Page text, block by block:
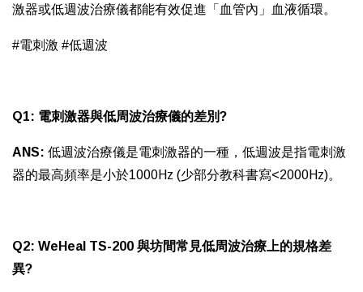
激器或低週波治療儀都能有效促進「血管內」血液循環。
#電刺激 #低週波
Q1: 電刺激器與低周波治療儀的差別?
ANS: 低週波治療儀是電刺激器的一種，低週波是指電刺激
器的最高頻率是小於1000Hz (少部分教科書寫<2000Hz)。
Q2: WeHeal TS-200 與坊間常見低周波治療上的規格差
異?